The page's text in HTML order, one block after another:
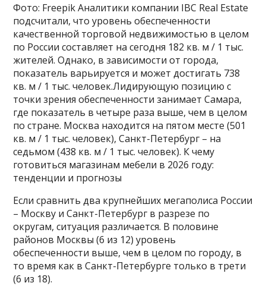
Фото: Freepik Аналитики компании IBC Real Estate
подсчитали, что уровень обеспеченности
качественной торговой недвижимостью в целом
по России составляет на сегодня 182 кв. м / 1 тыс.
жителей. Однако, в зависимости от города,
показатель варьируется и может достигать 738
кв. м / 1 тыс. человек.Лидирующую позицию с
точки зрения обеспеченности занимает Самара,
где показатель в четыре раза выше, чем в целом
по стране. Москва находится на пятом месте (501
кв. м / 1 тыс. человек), Санкт-Петербург – на
седьмом (438 кв. м / 1 тыс. человек). К чему
готовиться магазинам мебели в 2026 году:
тенденции и прогнозы
Если сравнить два крупнейших мегаполиса России
– Москву и Санкт-Петербург в разрезе по
округам, ситуация различается. В половине
районов Москвы (6 из 12) уровень
обеспеченности выше, чем в целом по городу, в
то время как в Санкт-Петербурге только в трети
(6 из 18).